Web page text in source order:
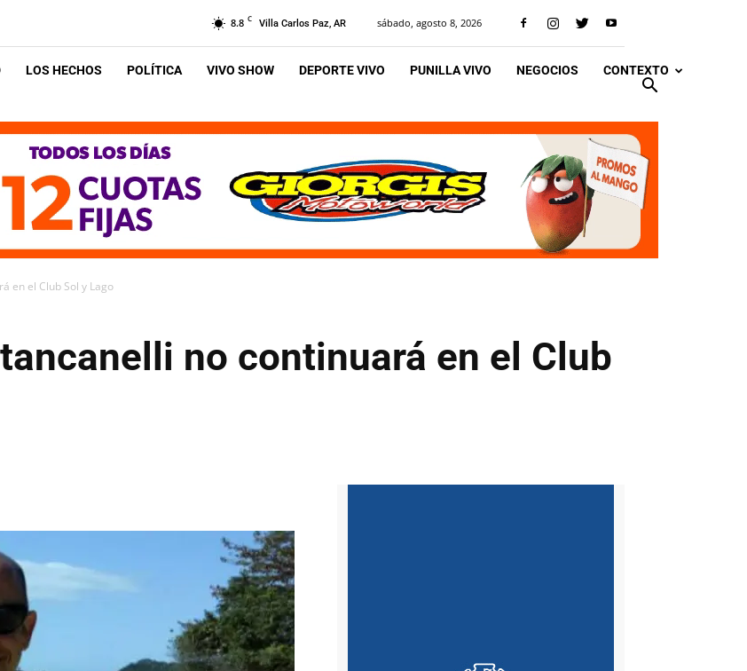
8.8 C Villa Carlos Paz, AR sábado, agosto 8, 2026
LOS HECHOS POLÍTICA VIVO SHOW DEPORTE VIVO PUNILLA VIVO NEGOCIOS CONTEXTO
en el Club Sol y Lago
no continuará en el Club